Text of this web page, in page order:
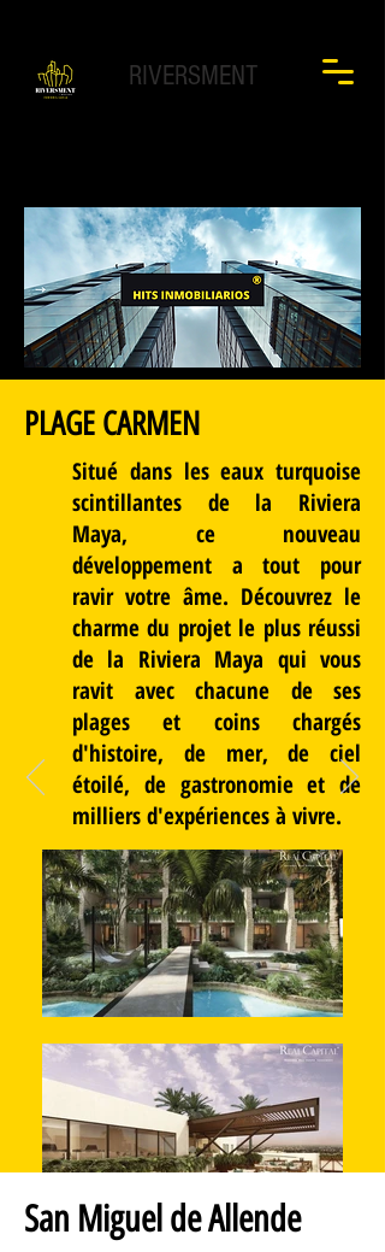
RIVERSMENT
PLAGE CARMEN
Situé dans les eaux turquoise
scintillantes de la Riviera
Maya, ce nouveau
développement a tout pour
ravir votre âme. Découvrez le
charme du projet le plus réussi
de la Riviera Maya qui vous
ravit avec chacune de ses
plages et coins chargés
d'histoire, de mer, de ciel
étoilé, de gastronomie et de
milliers d'expériences à vivre.
San Miguel de Allende